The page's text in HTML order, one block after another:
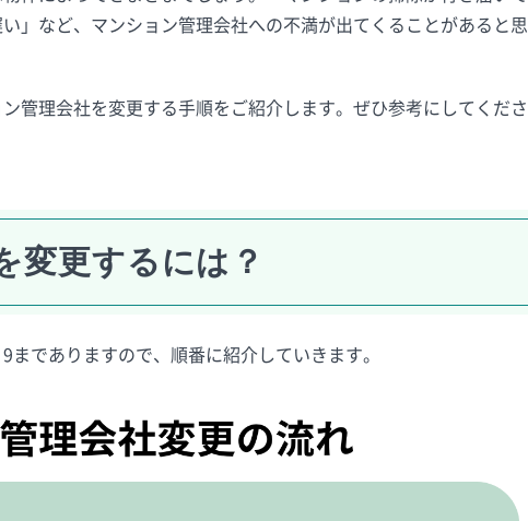
」など、マンション管理会社への不満が出てくることがあると思
管理会社を変更する手順をご紹介します。ぜひ参考にしてくださ
変更するには？
でありますので、順番に紹介していきます。